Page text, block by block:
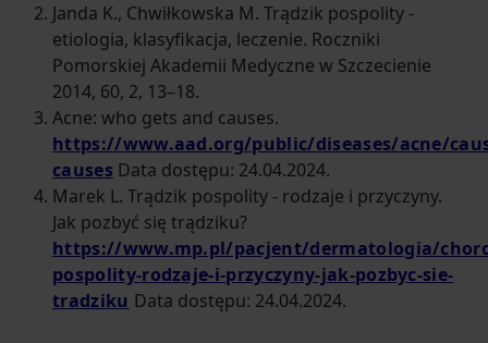
Janda K., Chwiłkowska M. Trądzik pospolity -
etiologia, klasyfikacja, leczenie. Roczniki
Pomorskiej Akademii Medyczne w Szczecienie
2014, 60, 2, 13–18.
Acne: who gets and causes.
https://www.aad.org/public/diseases/acne/
causes Data dostępu: 24.04.2024.
Marek L. Trądzik pospolity - rodzaje i przyczyny.
Jak pozbyć się trądziku?
https://www.mp.pl/pacjent/dermatologia/
pospolity-rodzaje-i-przyczyny-jak-pozbyc-sie-
tradziku Data dostępu: 24.04.2024.